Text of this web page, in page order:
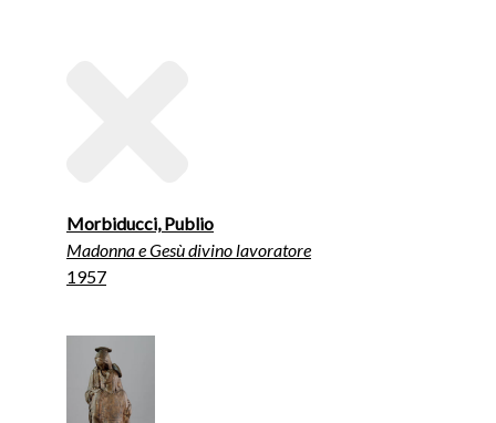
Morbiducci, Publio
Madonna e Gesù divino lavoratore
1957